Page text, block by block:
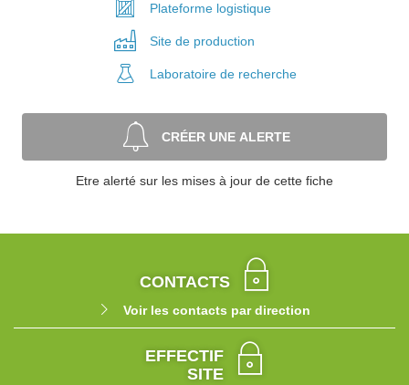
Plateforme logistique
Site de production
Laboratoire de recherche
CRÉER UNE ALERTE
Etre alerté sur les mises à jour de cette fiche
CONTACTS
Voir les contacts par direction
EFFECTIF
SITE